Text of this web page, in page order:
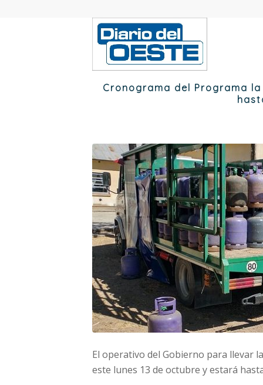
Cronograma del Programa
El operativo del Gobierno para llevar
este lunes 13 de octubre y estará